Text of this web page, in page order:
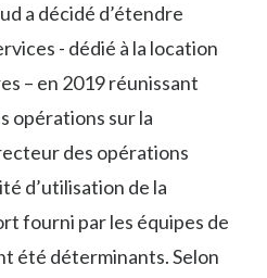
a décidé d’étendre
- dédié à la location
– en 2019 réunissant
opérations sur la
des opérations
d’utilisation de la
fourni par les équipes de
été déterminants. Selon